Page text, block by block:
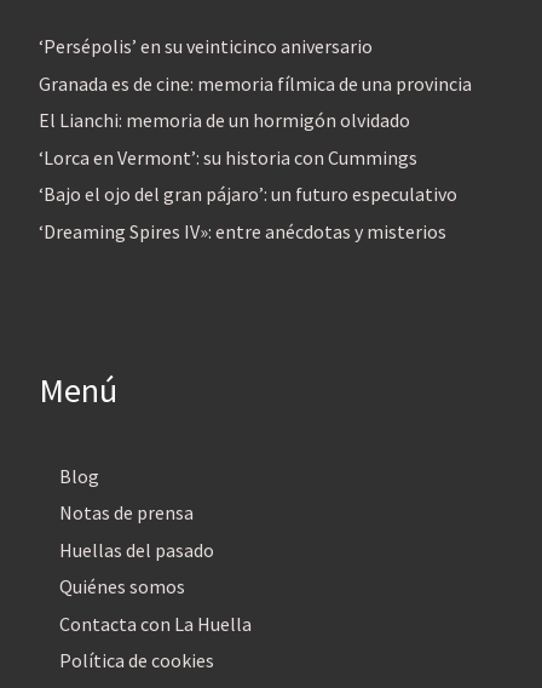
‘Persépolis’ en su veinticinco aniversario
Granada es de cine: memoria fílmica de una provincia
El Lianchi: memoria de un hormigón olvidado
‘Lorca en Vermont’: su historia con Cummings
‘Bajo el ojo del gran pájaro’: un futuro especulativo
‘Dreaming Spires IV»: entre anécdotas y misterios
Menú
Blog
Notas de prensa
Huellas del pasado
Quiénes somos
Contacta con La Huella
Política de cookies